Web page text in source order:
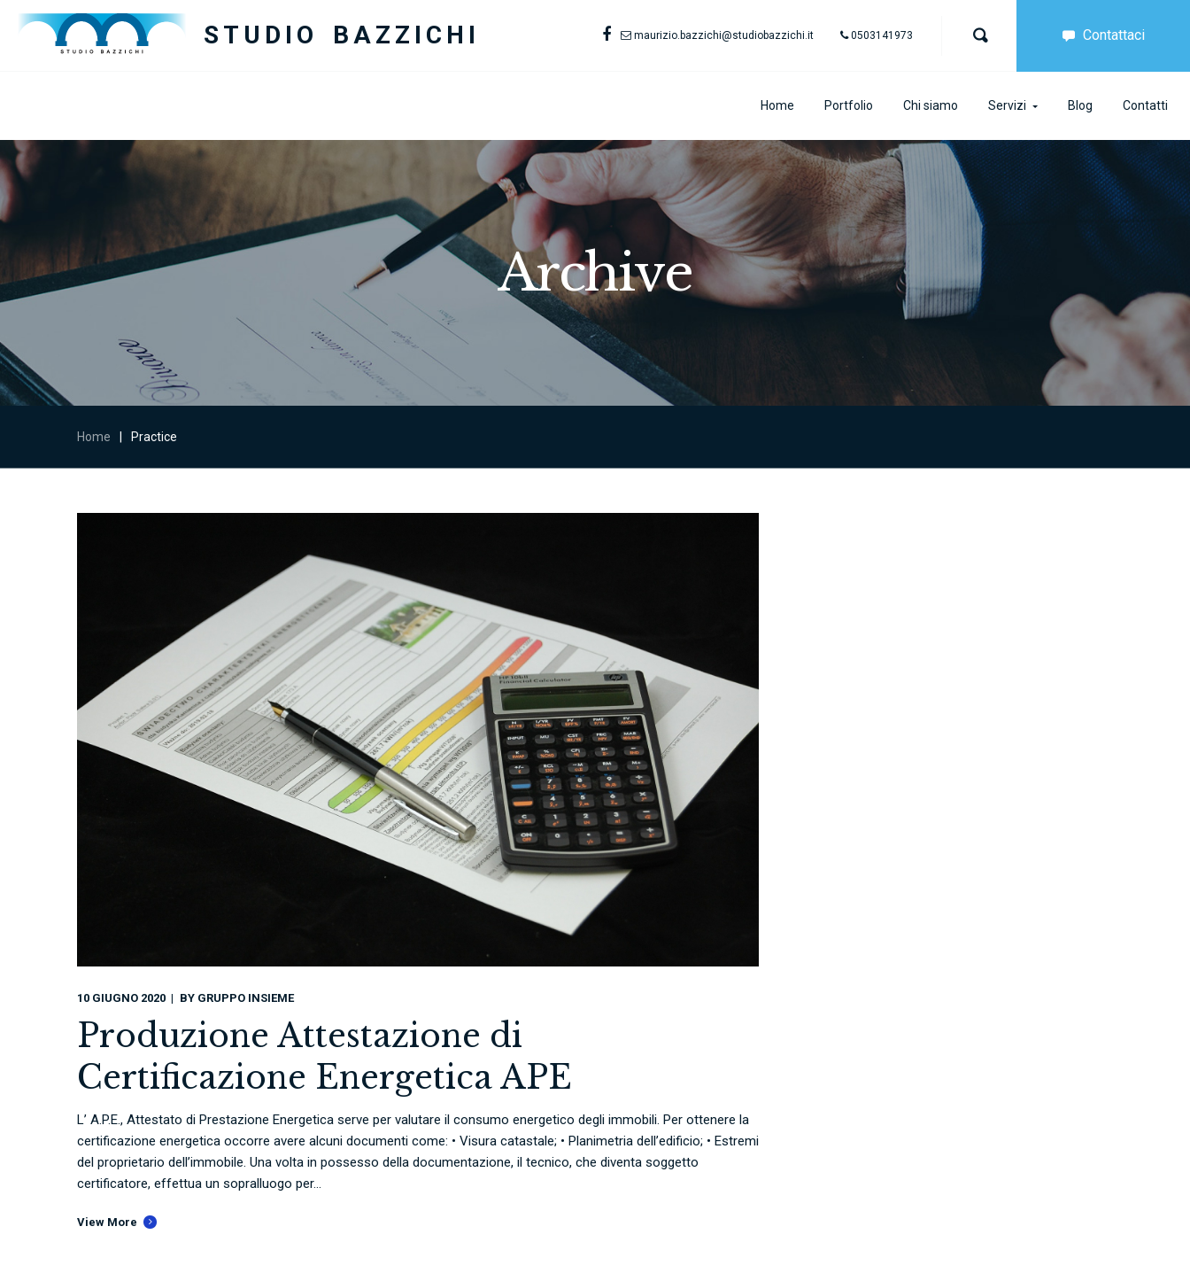
STUDIO BAZZICHI maurizio.bazzichi@studiobazzichi.it 0503141973 Contattaci
Home Portfolio Chi siamo Servizi Blog Contatti
Archive
Home Practice
10 GIUGNO 2020 BY GRUPPO INSIEME
Produzione Attestazione di
Certificazione Energetica APE
L’ A.P.E., Attestato di Prestazione Energetica serve per valutare il consumo energetico degli immobili. Per ottenere la
certificazione energetica occorre avere alcuni documenti come: • Visura catastale; • Planimetria dell’edificio; • Estremi
del proprietario dell’immobile. Una volta in possesso della documentazione, il tecnico, che diventa soggetto
certificatore, effettua un sopralluogo per...
View More